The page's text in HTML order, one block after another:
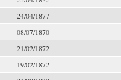
24/04/1877
08/07/1870
21/02/1872
19/02/1872